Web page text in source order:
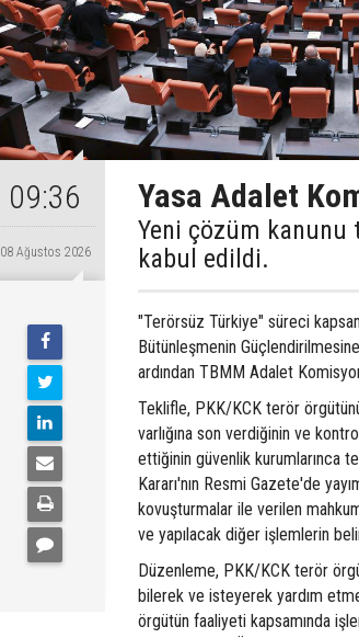
09:36
08 Ağustos 2026
Yasa Adalet
Yeni çözüm
kabul edildi.
"Terörsüz Türkiye" süreci
Bütünleşmenin
ardından TBMM Adalet
Teklifle, PKK/KCK terör
varlığına son verdiğinin ve
ettiğinin güvenlik kurumlarınca
Kararı'nın Resmi Gazete'de
kovuşturmalar ile verilen
ve yapılacak diğer işlemlerin
Düzenleme, PKK/KCK terör
bilerek ve isteyerek yardım
örgütün faaliyeti kapsamında